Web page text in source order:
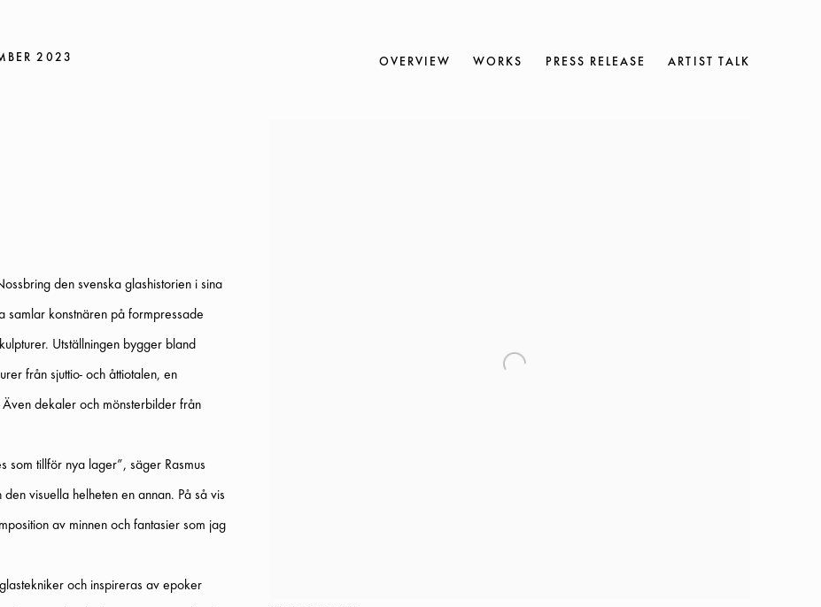
2023 OVERVIEW WORKS PRESS RELEASE ARTIST TALK
den svenska glashistorien i sina
samlar konstnären på formpressade
Utställningen bygger bland
från sjuttio- och åttiotalen, en
dekaler och mönsterbilder från
som tillför nya lager”, säger Rasmus
visuella helheten en annan. På så vis
av minnen och fantasier som jag
och inspireras av epoker